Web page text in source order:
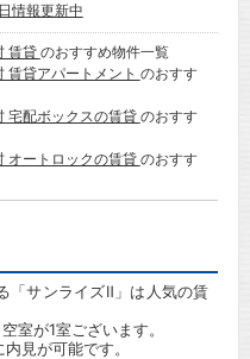
情報更新中
賃貸 のおすすめ物件一覧
賃貸アパートメント のおすす
宅配ボックスの賃貸 のおすす
オートロックの賃貸 のおすす
「サンライズⅡ」は人気の賃
室が1室ございます。
見が可能です。